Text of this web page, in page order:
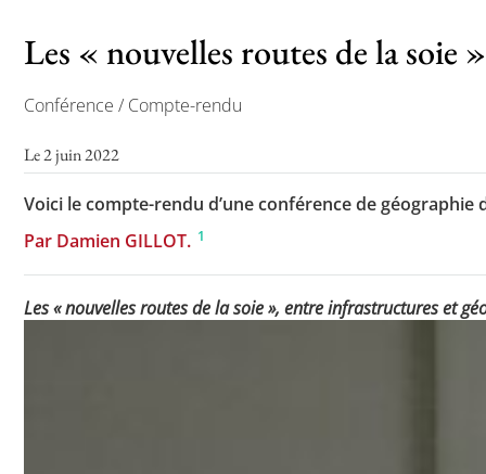
Les « nouvelles routes de la
Conférence / Compte-rendu
Le 2 juin 2022
Voici le compte-rendu d’une conférence de géographie
Par Damien GILLOT. 1
Les « nouvelles routes de la soie », entre infrastructures et